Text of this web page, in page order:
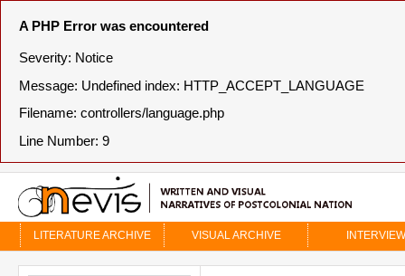
A PHP Error was encountered
Severity: Notice
Message: Undefined index: HTTP_ACCEPT_LANGUAGE
Filename: controllers/language.php
Line Number: 9
LITERATURE ARCHIVE VISUAL ARCHIVE